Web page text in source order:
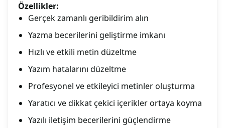
Özellikler:
Gerçek zamanlı geribildirim alın
Yazma becerilerini geliştirme imkanı
Hızlı ve etkili metin düzeltme
Yazım hatalarını düzeltme
Profesyonel ve etkileyici metinler oluşturma
Yaratıcı ve dikkat çekici içerikler ortaya koyma
Yazılı iletişim becerilerini güçlendirme